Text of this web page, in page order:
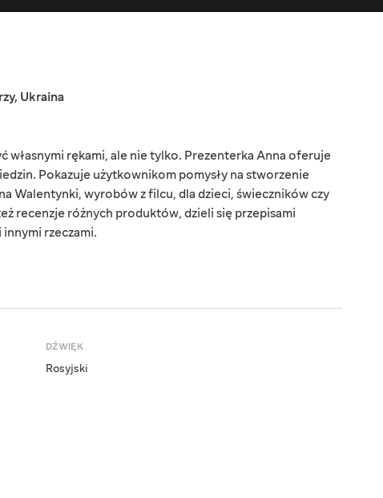
, Ukraina
własnymi rękami, ale nie tylko. Prezenterka Anna oferuje
Pokazuje użytkownikom pomysły na stworzenie
Walentynki, wyrobów z filcu, dla dzieci, świeczników czy
recenzje różnych produktów, dzieli się przepisami
rzeczami.
DŹWIĘK
Rosyjski